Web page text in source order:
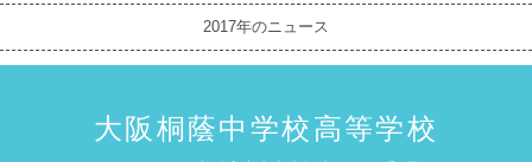
2017
大阪桐蔭中学校高等学校